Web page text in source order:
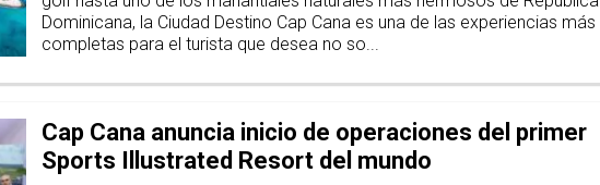
Dominicana, la Ciudad Destino Cap Cana es una de las experiencias más
completas para el turista que desea no so...
Cap Cana anuncia inicio de operaciones del primer
Sports Illustrated Resort del mundo